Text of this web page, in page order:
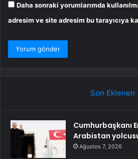
Daha sonraki yorumlarımda
adresim ve site adresim bu tarayıcıya
Son Eklenen
Cumhurbaşkanı
Arabistan
Ağustos 7, 2026